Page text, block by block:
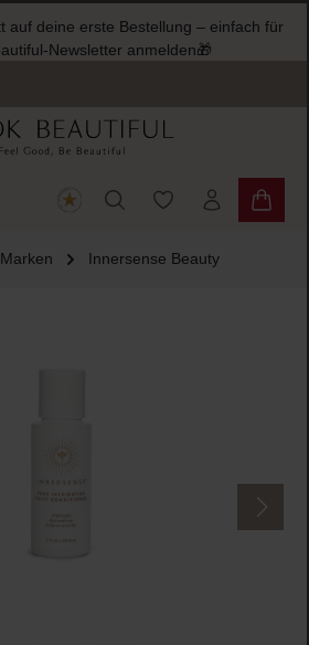
Sichere dir 10 %
Du hast 0
Innersense Beauty